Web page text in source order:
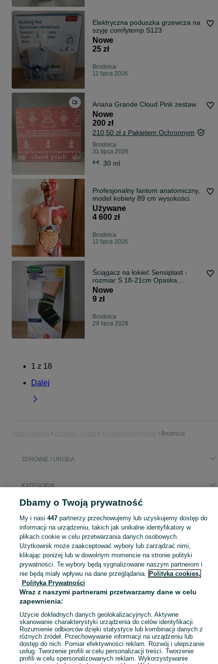
Elektryczna poduszka grzewcza na
szyję comfytemp S123
Nowe
25 zł
Brodnica
11 lipca 2026
Ariana Grande Cloud Pink zestaw
Nowe
200 zł
210,50 zł z Pakietem Ochronnym
Brodnica
31 lipca 2026
30 ml
Profesjonalny fantom anatomiczny,
model kobiety 89 cm wysokości.
Używane
4 600 zł
Brodnica
11 lipca 2026
Ściągacz na łokieć Sensiplast -
rozmiar S 18-21cm Opaska
Stabilizator S119
Nowe
9 zł
Brodnica
29 lipca 2026
1 z 18
Dalej
Brodnica
ZDROWIE I URODA
KATEGORIA
Popularne wyszukiwania
łóżko rehabilitacyjne
Sprzedaż produktów zdrowia i urody Brodnica ▶️ Kosmetyki, perfumy, sprzęt medyczny ✅ Nowe i używane w najlepszych cenach ☝ Znajdź ogłoszenia na OLX.pl! Zobacz
Mapa kategorii
Mapa miejscowości
Mapa ministron
Popularne wyszukiwania
Dbamy o Twoją prywatność
My i nasi 447partnerzy przechowujemy lub uzyskujemy dostęp do
informacji na urządzeniu, takich jak unikalne identyfikatory w
plikach cookie w celu przetwarzania danych osobowych.
Użytkownik może zaakceptować wybory lub zarządzać nimi,
klikając poniżej lub w dowolnym momencie na stronie polityki
prywatności. Te wybory będą sygnalizowane naszym partnerom i
nie będą miały wpływu na dane przeglądania. Polityka cookies,
Polityka Prywatności
Wraz z naszymi partnerami przetwarzamy dane w celu
zapewnienia:
Użycie dokładnych danych geolokalizacyjnych. Aktywne
skanowanie charakterystyki urządzenia do celów identyfikacji.
Rozumienie odbiorców dzięki statystyce lub kombinacji danych z
różnych źródeł. Przechowywanie informacji na urządzeniu lub
dostęp do nich. Pomiar efektywności reklam. Rozwój i ulepszanie
usług. Tworzenie profili w celu personalizacji treści. Tworzenie
profili w celu spersonalizowanych reklam. Wykorzystywanie